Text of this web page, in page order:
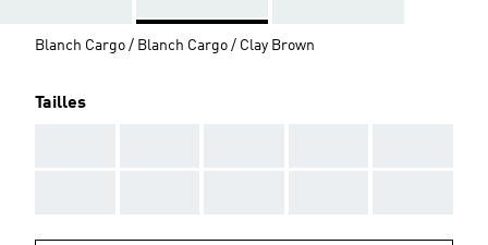
Blanch Cargo / Blanch Cargo / Clay Brown
Tailles